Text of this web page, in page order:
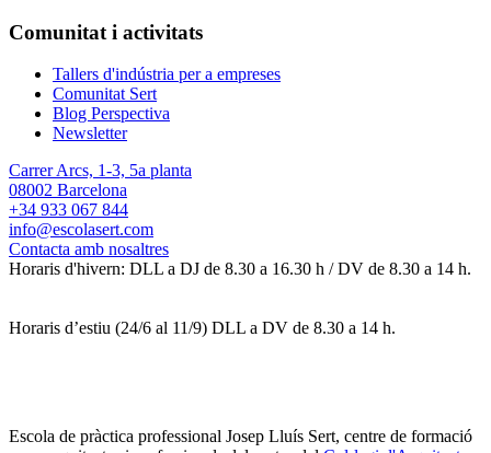
Comunitat i activitats
Tallers d'indústria per a empreses
Comunitat Sert
Blog Perspectiva
Newsletter
Carrer Arcs, 1-3, 5a planta
08002 Barcelona
+34 933 067 844
info@escolasert.com
Contacta amb nosaltres
Horaris d'hivern: DLL a DJ de 8.30 a 16.30 h / DV de 8.30 a 14 h.
Horaris d’estiu (24/6 al 11/9) DLL a DV de 8.30 a 14 h.
Escola de pràctica professional Josep Lluís Sert, centre de formació